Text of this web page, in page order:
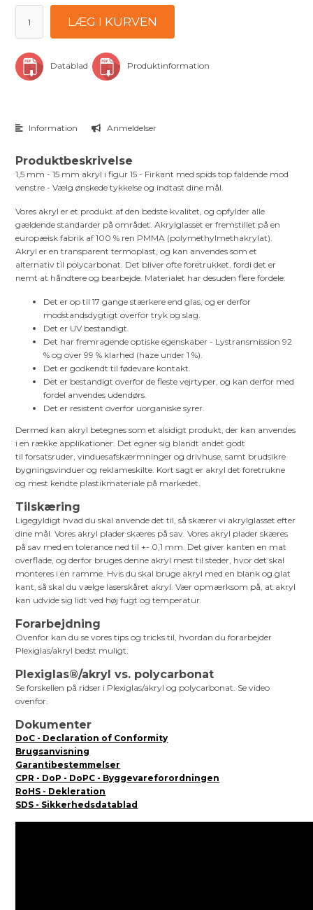
LÆG I KURVEN
Datablad Produktinformation
Information Anmeldelser
Produktbeskrivelse
1,5 mm - 15 mm akryl i figur 15 - Firkant med spids top faldende mod
venstre - Vælg ønskede tykkelse og indtast dine mål.
Vores akryl er et produkt af den bedste kvalitet, og opfylder alle
gældende standarder på området. Akrylglasset er fremstillet på en
europæisk fabrik af 100 % ren PMMA (polymethylmethakrylat).
Akryl er en transparent termoplast, og kan anvendes som et
alternativ til polycarbonat. Det bliver ofte foretrukket, fordi det er
nemt at håndtere og bearbejde. Materialet har desuden flere fordele:
Det er op til 17 gange stærkere end glas, og er derfor
modstandsdygtigt overfor tryk og slag.
Det er UV bestandigt.
Det har fremragende optiske egenskaber - Lystransmission 92
% og over 99 % klarhed (haze under 1 %).
Det er godkendt til fødevare kontakt.
Det er bestandigt overfor de fleste vejrtyper, og kan derfor med
fordel anvendes udendørs.
Det er resistent overfor uorganiske syrer.
Dermed kan akryl betegnes som et alsidigt produkt, der kan anvendes
i en række applikationer. Det egner sig blandt andet godt
til forsatsruder, vinduesafskærmninger og drivhuse, samt brudsikre
bygningsvinduer og reklameskilte. Kort sagt er akryl det foretrukne
og mest kendte plastikmateriale på markedet.
Tilskæring
Ligegyldigt hvad du skal anvende det til, så skærer vi akrylglasset efter
dine mål. Vores akryl plader skæres på sav. Vores akryl plader skæres
på sav med en tolerance ned til +- 0,1 mm. Det giver kanten en mat
overflade, og derfor bruges denne akryl mest til steder, hvor det skal
monteres i en ramme. Hvis du skal bruge akryl med en blank og glat
kant, så skal du vælge laserskåret akryl. Vær opmærksom på, at akryl
kan udvide sig lidt ved høj fugt og temperatur.
Forarbejdning
Ovenfor kan du se vores tips og tricks til, hvordan du forarbejder
Plexiglas/akryl bedst muligt.
Plexiglas®/akryl vs. polycarbonat
Se forskellen på ridser i Plexiglas/akryl og polycarbonat. Se video
ovenfor.
Dokumenter
DoC - Declaration of Conformity
Brugsanvisning
Garantibestemmelser
CPR - DoP - DoPC - Byggevareforordningen
RoHS - Dekleration
SDS - Sikkerhedsdatablad